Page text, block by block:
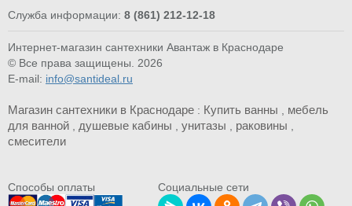
Служба информации: 8 (861) 212-12-18
Интернет-магазин сантехники Авантаж в Краснодаре
© Все права защищены. 2026
E-mail: info@santideal.ru
Магазин сантехники в Краснодаре : Купить ванны
мебель
для ванной
душевые кабины унитазы раковины
смесители
Cпособы оплаты Социальные сети